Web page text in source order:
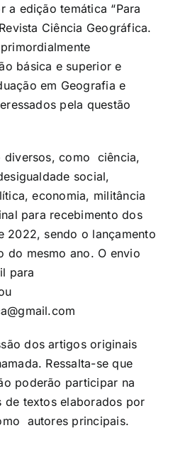
a edição temática “Para
Ciência Geográfica.
básica e superior e
em Geografia e
pela questão
diversos, como ciência,
social,
economia, militância
para recebimento dos
2022, sendo o lançamento
do mesmo ano. O envio
para
dos artigos originais
Ressalta-se que
poderão participar na
de textos elaborados por
autores principais.